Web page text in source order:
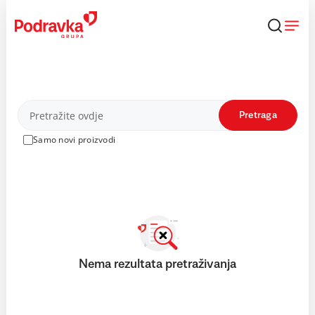
content
Proizvodi
Samo novi proizvodi
Pretraga
Nema rezultata pretraživanja